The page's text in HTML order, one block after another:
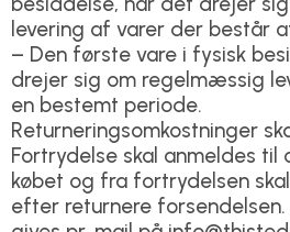
levering af varer der består
– Den første vare i fysisk
drejer sig om regelmæssig
en bestemt periode.
Returneringsomkostninger
Fortrydelse skal anmeldes til
købet og fra fortrydelsen
efter returnere forsendelsen.